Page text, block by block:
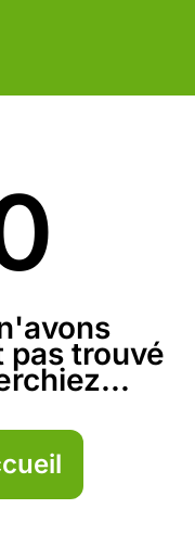
pas trouvé